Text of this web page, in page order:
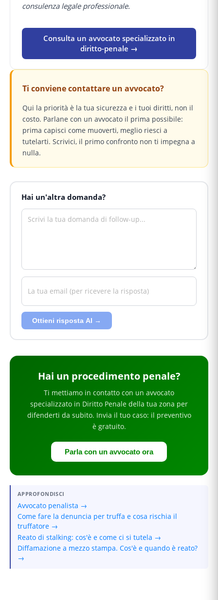
consulenza legale professionale.
Consulta un avvocato specializzato in
diritto-penale →
Ti conviene contattare un avvocato?
Qui la priorità è la tua sicurezza e i tuoi diritti, non il
costo. Parlane con un avvocato il prima possibile:
prima capisci come muoverti, meglio riesci a
tutelarti. Scrivici, il primo confronto non ti impegna a
nulla.
Hai un'altra domanda?
Ottieni risposta AI →
Hai un procedimento penale?
Ti mettiamo in contatto con un avvocato
specializzato in Diritto Penale della tua zona per
difenderti da subito. Invia il tuo caso: il preventivo
è gratuito.
Parla con un avvocato ora
APPROFONDISCI
Avvocato penalista →
Come fare la denuncia per truffa e cosa rischia il
truffatore →
Reato di stalking: cos'è e come ci si tutela →
Diffamazione a mezzo stampa. Cos'è e quando è reato?
→